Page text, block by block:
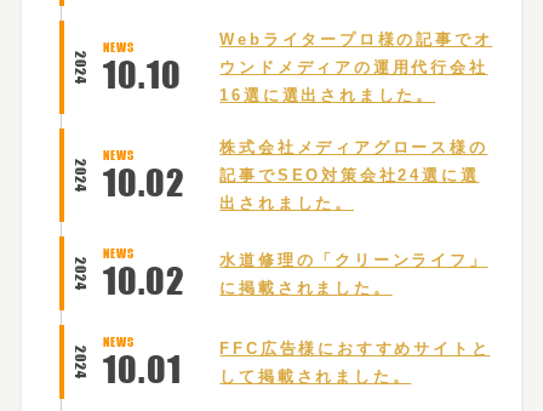
2024
NEWS
10.10
Webライタープロ様の記事でオ
ウンドメディアの運用代行会社
16選に選出されました。
2024
NEWS
10.02
株式会社メディアグロース様の
記事でSEO対策会社24選に選
出されました。
2024
NEWS
10.02
水道修理の「クリーンライフ」
に掲載されました。
2024
NEWS
10.01
FFC広告様におすすめサイトと
して掲載されました。